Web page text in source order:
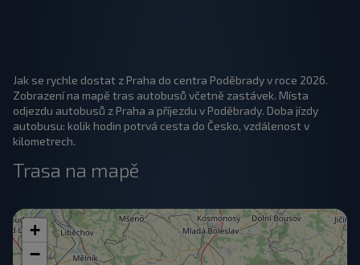
Jak se rychle dostat z Praha do centra Poděbrady v roce 2026.
Zobrazení na mapě tras autobusů včetně zastávek. Místa
odjezdu autobusů z Praha a příjezdu v Poděbrady. Doba jízdy
autobusu: kolik hodin potrvá cesta do Česko, vzdálenost v
kilometrech.
Trasa na mapě
+
−